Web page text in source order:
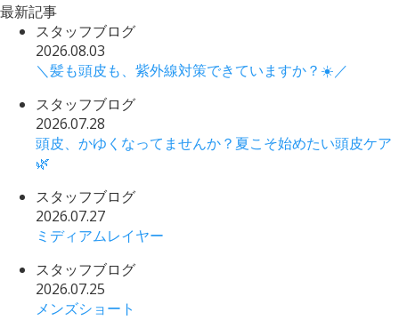
最新記事
スタッフブログ
2026.08.03
＼髪も頭皮も、紫外線対策できていますか？☀️／
スタッフブログ
2026.07.28
頭皮、かゆくなってませんか？夏こそ始めたい頭皮ケア
🌿
スタッフブログ
2026.07.27
ミディアムレイヤー
スタッフブログ
2026.07.25
メンズショート